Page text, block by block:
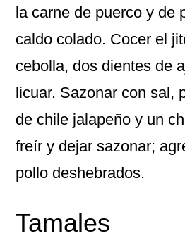
la carne de puerco y de
caldo colado. Cocer el
cebolla, dos dientes de
licuar. Sazonar con sal,
de chile jalapeño y un
freír y dejar sazonar;
pollo deshebrados.
Tamales